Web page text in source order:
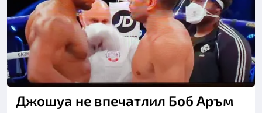
Джошуа не впечатлил Боб Аръм